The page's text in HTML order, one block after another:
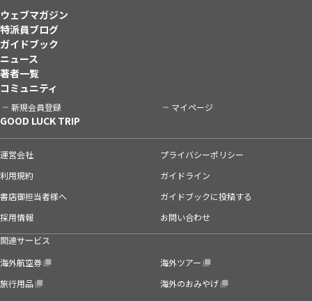
ウェブマガジン
特派員ブログ
ガイドブック
ニュース
著者一覧
コミュニティ
新規会員登録 マイページ
GOOD LUCK TRIP
運営会社
プライバシーポリシー
利用規約
ガイドライン
書店御担当者様へ
ガイドブックに投稿する
採用情報
お問い合わせ
関連サービス
海外航空券
海外ツアー
旅行用品
海外のおみやげ